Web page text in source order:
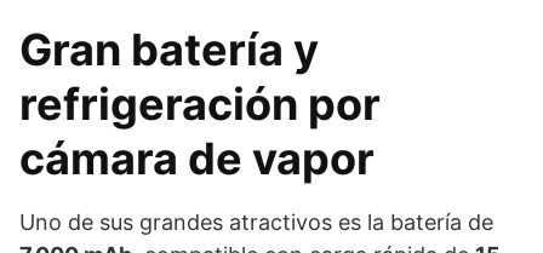
Gran batería y
refrigeración por
cámara de vapor
Uno de sus grandes atractivos es la batería de